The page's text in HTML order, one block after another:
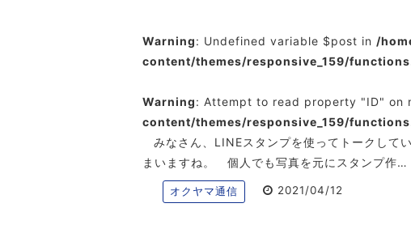
Warning: Undefined variable $post in /
content/themes/responsive_159/
Warning: Attempt to read property "ID" on
content/themes/responsive_159/
みなさん、LINEスタンプを使ってトークして
まいますね。 個人でも写真を元にスタンプ作…
オクヤマ通信 2021/04/12